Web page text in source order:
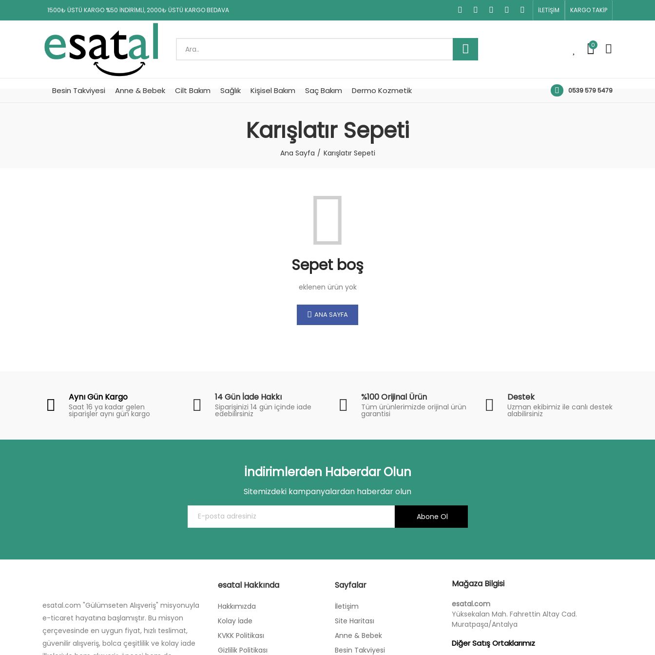
1500₺ ÜSTÜ KARGO %50 İNDİRİMLİ, 2000₺ ÜSTÜ KARGO BEDAVA İLETİŞİM KARGO TAKİP
0
Besin Takviyesi Anne & Bebek Cilt Bakım Sağlık Kişisel Bakım Saç Bakım Dermo Kozmetik 0539 579 5479
Karışlatır Sepeti
Ana Sayfa Karışlatır Sepeti
Sepet boş
eklenen ürün yok
ANA SAYFA
Aynı Gün Kargo
Saat 16 ya kadar gelen
siparişler aynı gün kargo
14 Gün İade Hakkı
Siparişinizi 14 gün içinde iade
edebilirsiniz
%100 Orijinal Ürün
Tüm ürünlerimizde orijinal ürün
garantisi
Destek
Uzman ekibimiz ile canlı destek
alabilirsiniz
İndirimlerden Haberdar Olun
Sitemizdeki kampanyalardan haberdar olun
Abone Ol
esatal.com "Gülümseten Alışveriş" misyonuyla
e-ticaret hayatına başlamıştır. Bu misyon
çerçevesinde en uygun fiyat, hızlı teslimat,
güvenilir alışveriş, bolca çeşitlilik ve kolay iade
esatal Hakkında
Hakkımızda
Kolay İade
KVKK Politikası
Gizlilik Politikası
Sayfalar
İletişim
Site Haritası
Anne & Bebek
Besin Takviyesi
Mağaza Bilgisi
esatal.com
Yüksekalan Mah. Fahrettin Altay Cad.
Muratpaşa/Antalya
Diğer Satış Ortaklarımız